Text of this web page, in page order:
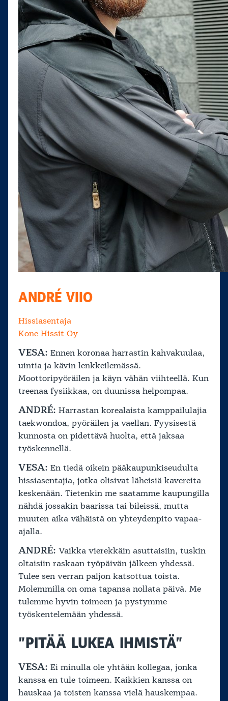
ANDRÉ VIIO
Hissiasentaja
Kone Hissit Oy
VESA: Ennen koronaa harrastin kahvakuulaa,
uintia ja kävin lenkkeilemässä.
Moottoripyöräilen ja käyn vähän viihteellä. Kun
treenaa fysiikkaa, on duunissa helpompaa.
ANDRÉ: Harrastan korealaista kamppailulajia
taekwondoa, pyöräilen ja vaellan. Fyysisestä
kunnosta on pidettävä huolta, että jaksaa
työskennellä.
VESA: En tiedä oikein pääkaupunkiseudulta
hissiasentajia, jotka olisivat läheisiä kavereita
keskenään. Tietenkin me saatamme kaupungilla
nähdä jossakin baarissa tai bileissä, mutta
muuten aika vähäistä on yhteydenpito vapaa-
ajalla.
ANDRÉ: Vaikka vierekkäin asuttaisiin, tuskin
oltaisiin raskaan työpäivän jälkeen yhdessä.
Tulee sen verran paljon katsottua toista.
Molemmilla on oma tapansa nollata päivä. Me
tulemme hyvin toimeen ja pystymme
työskentelemään yhdessä.
”PITÄÄ LUKEA IHMISTÄ”
VESA: Ei minulla ole yhtään kollegaa, jonka
kanssa en tule toimeen. Kaikkien kanssa on
hauskaa ja toisten kanssa vielä hauskempaa.